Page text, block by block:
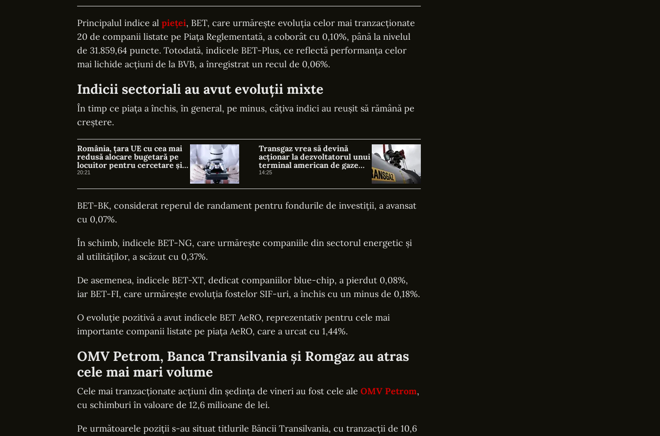
Principalul indice al pieței, BET, care urmărește evoluția celor mai tranzacționate
20 de companii listate pe Piața Reglementată, a coborât cu 0,10%, până la nivelul
de 31.859,64 puncte. Totodată, indicele BET-Plus, ce reflectă performanța celor
mai lichide acțiuni de la BVB, a înregistrat un recul de 0,06%.
Indicii sectoriali au avut evoluții mixte
În timp ce piața a închis, în general, pe minus, câțiva indici au reușit să rămână pe
creștere.
România, țara UE cu cea mai
redusă alocare bugetară pe
locuitor pentru cercetare și
dezvoltare, în 2025
20:21
Transgaz vrea să devină
acționar la dezvoltatorul unui
terminal american de gaze
naturale lichefiate
14:25
BET-BK, considerat reperul de randament pentru fondurile de investiții, a avansat
cu 0,07%.
În schimb, indicele BET-NG, care urmărește companiile din sectorul energetic și
al utilităților, a scăzut cu 0,37%.
De asemenea, indicele BET-XT, dedicat companiilor blue-chip, a pierdut 0,08%,
iar BET-FI, care urmărește evoluția fostelor SIF-uri, a închis cu un minus de 0,18%.
O evoluție pozitivă a avut indicele BET AeRO, reprezentativ pentru cele mai
importante companii listate pe piața AeRO, care a urcat cu 1,44%.
OMV Petrom, Banca Transilvania și Romgaz au atras
cele mai mari volume
Cele mai tranzacționate acțiuni din ședința de vineri au fost cele ale OMV Petrom,
cu schimburi în valoare de 12,6 milioane de lei.
Pe următoarele poziții s-au situat titlurile Băncii Transilvania, cu tranzacții de 10,6